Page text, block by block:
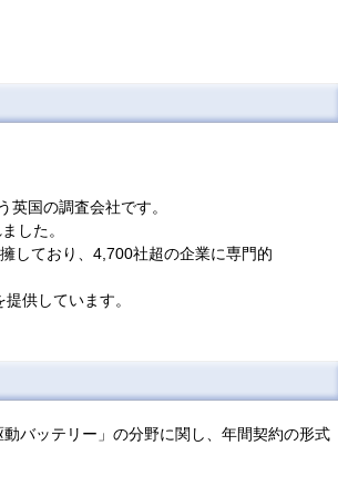
国の調査会社です。
した。
しており、4,700社超の企業に専門的
供しています。
バッテリー」の分野に関し、年間契約の形式